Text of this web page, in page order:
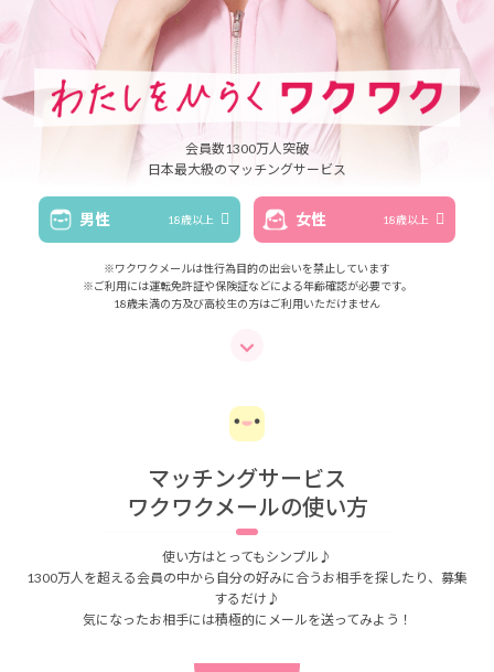
会員数1300万人突破
日本最大級のマッチングサービス
男性 18歳以上 女性 18歳以上
※ワクワクメールは性行為目的の出会いを禁止しています
※ご利用には運転免許証や保険証などによる年齢確認が必要です。
18歳未満の方及び高校生の方はご利用いただけません
マッチングサービス
ワクワクメールの使い方
使い方はとってもシンプル♪
1300万人を超える会員の中から自分の好みに合うお相手を探したり、募集
するだけ♪
気になったお相手には積極的にメールを送ってみよう！